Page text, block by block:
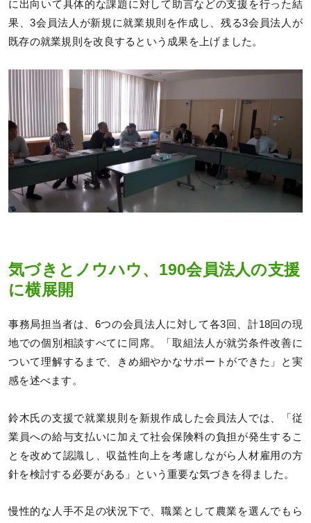
に出向いて具体的な課題に対して助言などの支援を行った結
果、3会員法人が新規に就業規則を作成し、残る3会員法人が
既存の就業規則を改良するという成果を上げました。
気づきとノウハウ、190会員法人の支援
に横展開
事務局担当者は、6つの会員法人に対して各3回、計18回の現
地での個別相談すべてに同席。「取組法人が就労条件改善に
ついて理解するまで、きめ細やかなサポートができた」と実
感を述べます。
鈴木氏の支援で就業規則を新規作成した会員法人では、「従
業員への給与支払いに加えて社会保険料の負担が発生するこ
とを改めて認識し、収益性向上を考慮しながら人材雇用の方
針を検討する必要がある」という重要な気づきを得ました。
慢性的な人手不足の状況下で、職業として農業を選んでもら